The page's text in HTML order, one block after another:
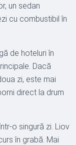
un sedan
cu combustibil în
de hoteluri în
Dacă
zi, este mai
direct la drum
o singură zi. Liov
în grabă. Mai